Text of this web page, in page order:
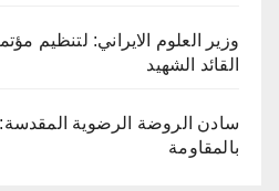
وزير العلوم الايراني: لتنظيم
القائد الشهيد
سادن الروضة الرضوية
بالمقاومة